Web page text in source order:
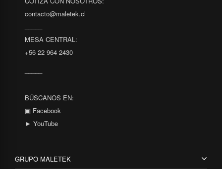
contacto@maletek.cl
MESA CENTRAL:
+56 22 964 2430
BÚSCANOS EN:
▣ Facebook
► YouTube
GRUPO MALETEK